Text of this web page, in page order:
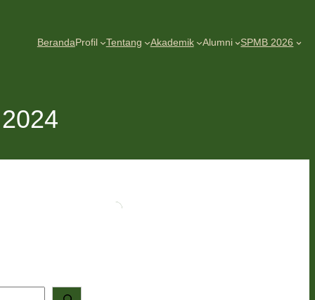
BerandaProfil Tentang Akademik Alumni SPMB 2026